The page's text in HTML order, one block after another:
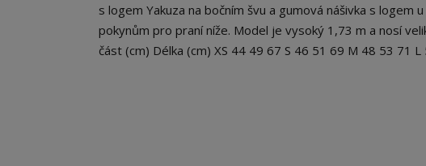
s logem Yakuza na bočním švu a gumová nášivka s
pokynům pro praní níže. Model je vysoký 1,73 m a nosí
část (cm) Délka (cm) XS 44 49 67 S 46 51 69 M 48 53 71